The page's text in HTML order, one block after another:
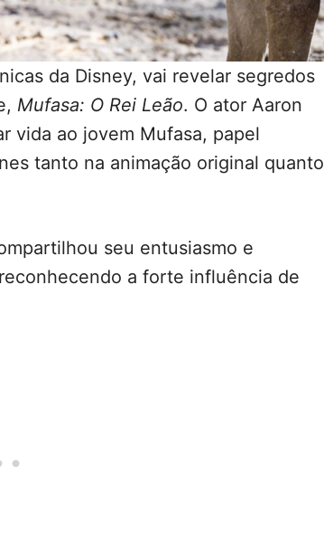
da Disney, vai revelar segredos
Mufasa: O Rei Leão. O ator Aaron
vida ao jovem Mufasa, papel
tanto na animação original quanto
seu entusiasmo e
a forte influência de